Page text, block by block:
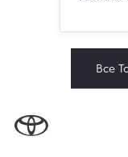
Все